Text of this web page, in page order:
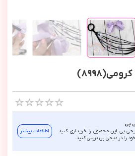
پی
پی این محصول را خریداری کنید.
را در دیجی پی بررسی کنید.
اطلاعات بیشتر